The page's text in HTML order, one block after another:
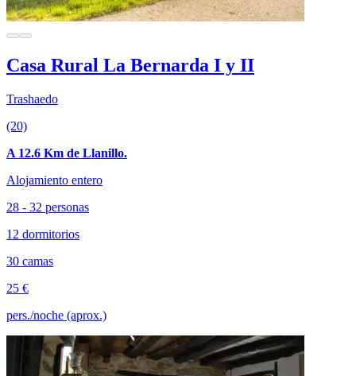
Casa Rural La Bernarda I y II
Trashaedo
(20)
A 12.6 Km de Llanillo.
Alojamiento entero
28 - 32 personas
12 dormitorios
30 camas
25 €
pers./noche (aprox.)